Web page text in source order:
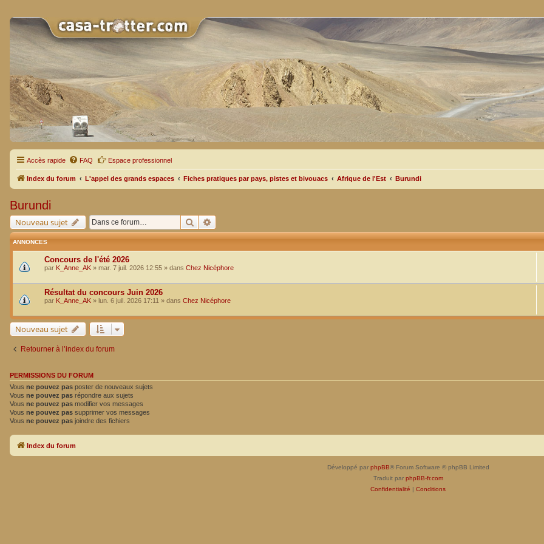
Accès rapide FAQ Espace professionnel
Index du forum L'appel des grands espaces Fiches pratiques par pays, pistes et bivouacs Afrique de l'Est Burundi
Burundi
Nouveau sujet Rechercher
ANNONCES
Concours de l'été 2026
par K_Anne_AK » mar. 7 juil. 2026 12:55 » dans Chez Nicéphore
Résultat du concours Juin 2026
par K_Anne_AK » lun. 6 juil. 2026 17:11 » dans Chez Nicéphore
Nouveau sujet
Retourner à l’index du forum
PERMISSIONS DU FORUM
Vous ne pouvez pas poster de nouveaux sujets
Vous ne pouvez pas répondre aux sujets
Vous ne pouvez pas modifier vos messages
Vous ne pouvez pas supprimer vos messages
Vous ne pouvez pas joindre des fichiers
Index du forum
Développé par phpBB® Forum Software © phpBB Limited
Traduit par phpBB-fr.com
Confidentialité | Conditions